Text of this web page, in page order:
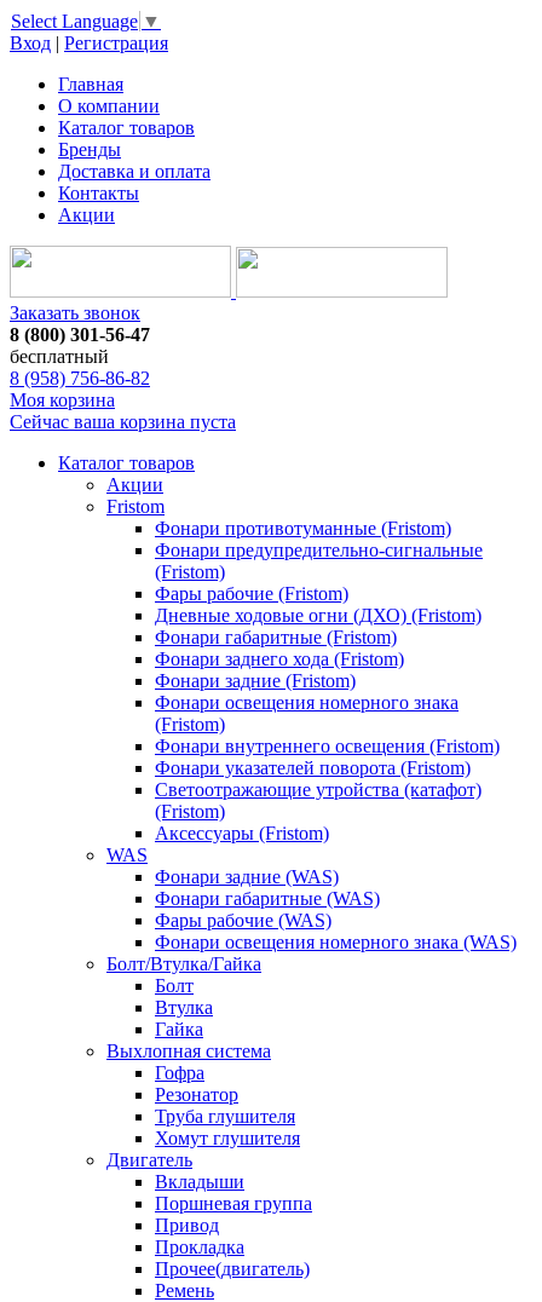
Select Language ▼
Вход | Регистрация
Главная
О компании
Каталог товаров
Бренды
Доставка и оплата
Контакты
Акции
Заказать звонок
8 (800) 301-56-47
бесплатный
8 (958) 756-86-82
Моя корзина
Сейчас ваша корзина пуста
Каталог товаров
Акции
Fristom
Фонари противотуманные (Fristom)
Фонари предупредительно-сигнальные
(Fristom)
Фары рабочие (Fristom)
Дневные ходовые огни (ДХО) (Fristom)
Фонари габаритные (Fristom)
Фонари заднего хода (Fristom)
Фонари задние (Fristom)
Фонари освещения номерного знака
(Fristom)
Фонари внутреннего освещения (Fristom)
Фонари указателей поворота (Fristom)
Светоотражающие утройства (катафот)
(Fristom)
Аксессуары (Fristom)
WAS
Фонари задние (WAS)
Фонари габаритные (WAS)
Фары рабочие (WAS)
Фонари освещения номерного знака (WAS)
Болт/Втулка/Гайка
Болт
Втулка
Гайка
Выхлопная система
Гофра
Резонатор
Труба глушителя
Хомут глушителя
Двигатель
Вкладыши
Поршневая группа
Привод
Прокладка
Прочее(двигатель)
Ремень